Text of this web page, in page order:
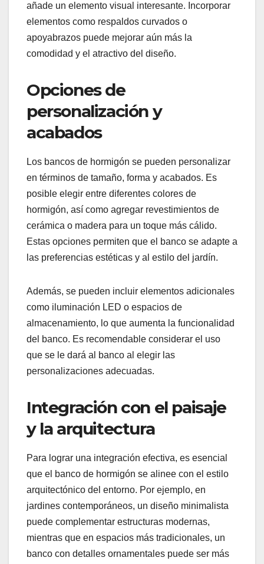
añade un elemento visual interesante. Incorporar
elementos como respaldos curvados o
apoyabrazos puede mejorar aún más la
comodidad y el atractivo del diseño.
Opciones de
personalización y
acabados
Los bancos de hormigón se pueden personalizar
en términos de tamaño, forma y acabados. Es
posible elegir entre diferentes colores de
hormigón, así como agregar revestimientos de
cerámica o madera para un toque más cálido.
Estas opciones permiten que el banco se adapte a
las preferencias estéticas y al estilo del jardín.
Además, se pueden incluir elementos adicionales
como iluminación LED o espacios de
almacenamiento, lo que aumenta la funcionalidad
del banco. Es recomendable considerar el uso
que se le dará al banco al elegir las
personalizaciones adecuadas.
Integración con el paisaje
y la arquitectura
Para lograr una integración efectiva, es esencial
que el banco de hormigón se alinee con el estilo
arquitectónico del entorno. Por ejemplo, en
jardines contemporáneos, un diseño minimalista
puede complementar estructuras modernas,
mientras que en espacios más tradicionales, un
banco con detalles ornamentales puede ser más